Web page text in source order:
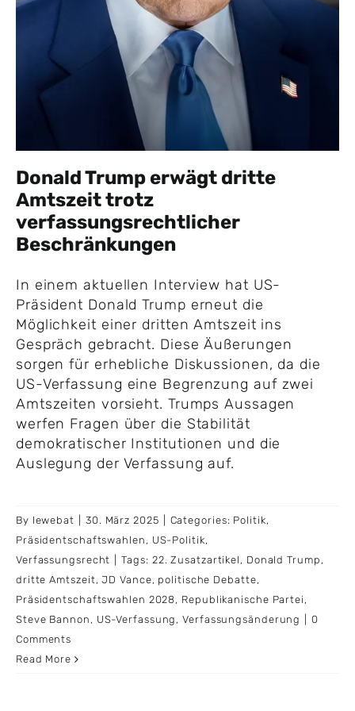
Donald Trump erwägt dritte
Amtszeit trotz
verfassungsrechtlicher
Beschränkungen
In einem aktuellen Interview hat US-
Präsident Donald Trump erneut die
Möglichkeit einer dritten Amtszeit ins
Gespräch gebracht. Diese Äußerungen
sorgen für erhebliche Diskussionen, da die
US-Verfassung eine Begrenzung auf zwei
Amtszeiten vorsieht. Trumps Aussagen
werfen Fragen über die Stabilität
demokratischer Institutionen und die
Auslegung der Verfassung auf.
By lewebat 30. März 2025 Categories: Politik,
Präsidentschaftswahlen , US-Politik,
Verfassungsrecht
Tags: 22. Zusatzartikel , Donald Trump ,
dritte Amtszeit,JD Vance, politische Debatte,
Präsidentschaftswahlen 2028, Republikanische Partei ,
Steve Bannon , US-Verfassung ,Verfassungsänderung
0
Comments
Read More